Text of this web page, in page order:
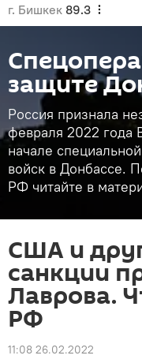
г. Бишкек 89.3
защите
Россия признала
февраля 2022 года
начале
войск в Донбассе.
РФ читайте в
США и
санкции
Лаврова.
РФ
11:08 26.02.2022